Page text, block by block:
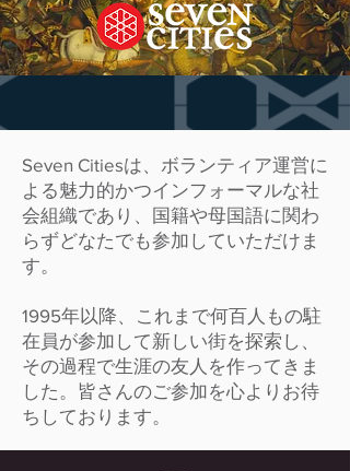
Seven Citiesは、ボランティア運営に
よる魅力的かつインフォーマルな社
会組織であり、国籍や母国語に関わ
らずどなたでも参加していただけま
す。
1995年以降、これまで何百人もの駐
在員が参加して新しい街を探索し、
その過程で生涯の友人を作ってきま
した。皆さんのご参加を心よりお待
ちしております。